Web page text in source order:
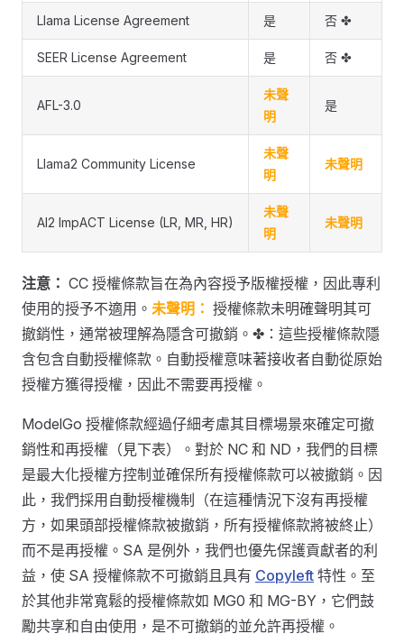
Llama License Agreement 是 否 ✤
SEER License Agreement 是 否 ✤
AFL-3.0
未聲
明
是
Llama2 Community License
未聲
明
未聲明
AI2 ImpACT License (LR, MR, HR)
未聲
明
未聲明
注意： CC 授權條款旨在為內容授予版權授權，因此專利
使用的授予不適用。 未聲明： 授權條款未明確聲明其可
撤銷性，通常被理解為隱含可撤銷。✤：這些授權條款隱
含包含自動授權條款。自動授權意味著接收者自動從原始
授權方獲得授權，因此不需要再授權。
ModelGo 授權條款經過仔細考慮其目標場景來確定可撤
銷性和再授權（見下表）。對於 NC 和 ND，我們的目標
是最大化授權方控制並確保所有授權條款可以被撤銷。因
此，我們採用自動授權機制（在這種情況下沒有再授權
方，如果頭部授權條款被撤銷，所有授權條款將被終止）
而不是再授權。SA 是例外，我們也優先保護貢獻者的利
益，使 SA 授權條款不可撤銷且具有 Copyleft 特性。至
於其他非常寬鬆的授權條款如 MG0 和 MG-BY，它們鼓
勵共享和自由使用，是不可撤銷的並允許再授權。